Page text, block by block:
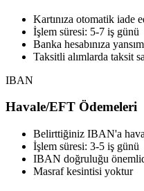
Kartınıza otomatik iade
İşlem süresi: 5-7 iş günü
Banka hesabınıza
Taksitli alımlarda taksit
IBAN
Havale/EFT Ödemeleri
Belirttiğiniz IBAN'a
İşlem süresi: 3-5 iş günü
IBAN doğruluğu
Masraf kesintisi yoktur